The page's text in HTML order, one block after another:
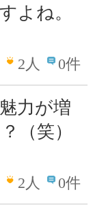
よね。
2人 0件
力が増
（笑）
2人 0件